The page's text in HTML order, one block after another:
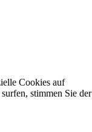
Cookies auf
stimmen Sie der